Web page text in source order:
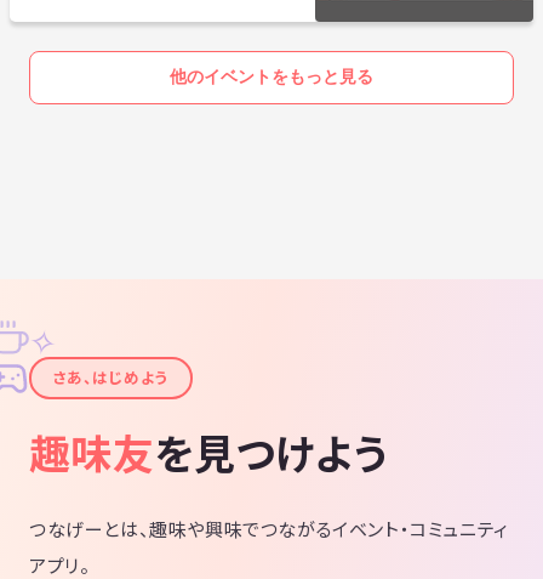
他のイベントをもっと見る
✦
✧
さあ、はじめよう
趣味友を見つけよう
つなげーとは、趣味や興味でつながるイベント・コミュニティ
アプリ。